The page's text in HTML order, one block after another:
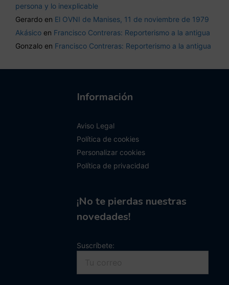
persona y lo inexplicable
Gerardo en El OVNI de Manises, 11 de noviembre de 1979
Akásico en Francisco Contreras: Reporterismo a la antigua
Gonzalo en Francisco Contreras: Reporterismo a la antigua
Información
Aviso Legal
Política de cookies
Personalizar cookies
Política de privacidad
¡No te pierdas nuestras
novedades!
Suscríbete: